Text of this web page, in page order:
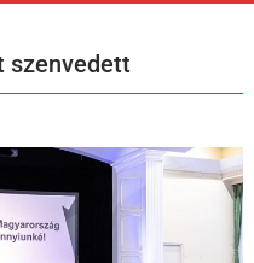
szenvedett